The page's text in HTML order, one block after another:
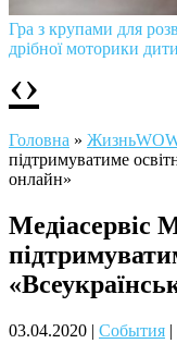
Гра з крупами для
дрібної моторики
Чому дітям корисно
‹›
Головна »
підтримуватиме
онлайн»
Медіасервіс
03.04.2020 | События |